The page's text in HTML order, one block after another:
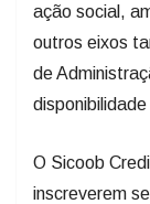
ação social,
outros eixos
de
O Sicoob
inscreverem